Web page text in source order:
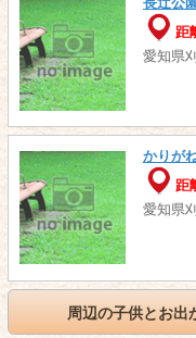
距
愛知県
かりが
距
愛知県
周辺の子供とお出